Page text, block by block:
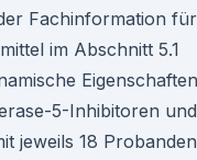
Fachinformation
im Abschnitt 5.1
5-Inhibitoren
jeweils 18